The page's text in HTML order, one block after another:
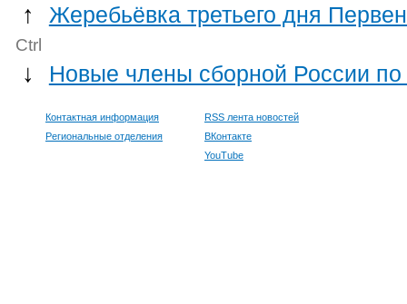
↑ Жеребьёвка третьего дня
Ctrl
↓ Новые члены сборной России по
Контактная информация
Региональные отделения
RSS лента новостей
ВКонтакте
YouTube